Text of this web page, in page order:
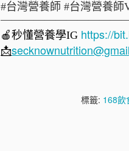
#台灣營養師 #台灣營養師
🍎秒懂營養學IG https://
📩
標籤: 168飲